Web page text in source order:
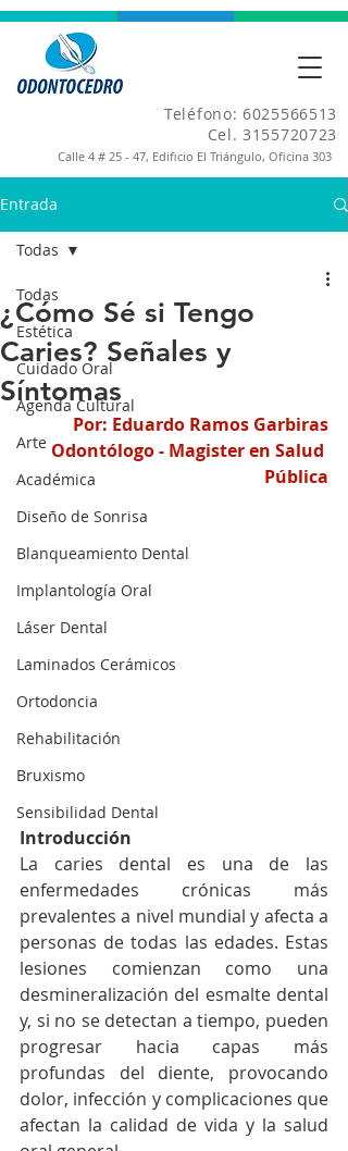
Teléfono: 6025566513
Cel. 3155720723
Calle 4 # 25 - 47, Edificio El Triángulo, Oficina 303
Entrada
Todas
Estética
Cuidado Oral
Agenda Cultural
Arte
Académica
Diseño de Sonrisa
Blanqueamiento Dental
Implantología Oral
Láser Dental
Laminados Cerámicos
Ortodoncia
Rehabilitación
Bruxismo
Sensibilidad Dental
Todas
¿Cómo Sé si Tengo
Caries? Señales y
Síntomas
Por: Eduardo Ramos Garbiras
Odontólogo - Magister en Salud
Pública
Introducción
La caries dental es una de las
enfermedades crónicas más
prevalentes a nivel mundial y afecta a
personas de todas las edades. Estas
lesiones comienzan como una
desmineralización del esmalte dental
y, si no se detectan a tiempo, pueden
progresar hacia capas más
profundas del diente, provocando
dolor, infección y complicaciones que
afectan la calidad de vida y la salud